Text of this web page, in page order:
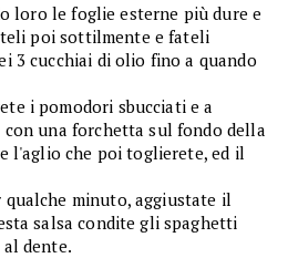
loro le foglie esterne più dure e
poi sottilmente e fateli
3 cucchiai di olio fino a quando
i pomodori sbucciati e a
con una forchetta sul fondo della
l'aglio che poi toglierete, ed il
qualche minuto, aggiustate il
salsa condite gli spaghetti
dente.